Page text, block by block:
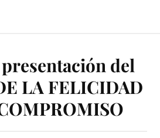
del
LA FELICIDAD